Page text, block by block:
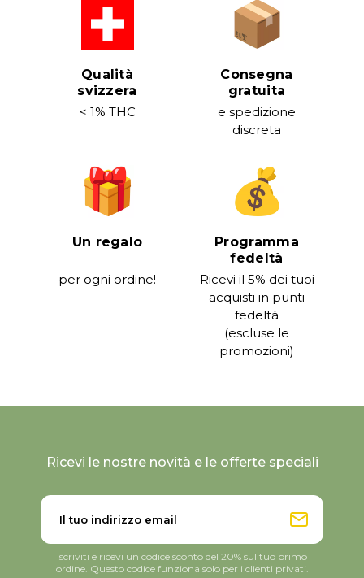
Qualità
svizzera
< 1% THC
Consegna
gratuita
e spedizione
discreta
Un regalo
per ogni ordine!
Programma
fedeltà
Ricevi il 5% dei tuoi
acquisti in punti
fedeltà
(escluse le
promozioni)
Ricevi le nostre novità e le offerte speciali
Iscriviti e ricevi un codice sconto del 20% sul tuo primo
ordine. Questo codice funziona solo per i clienti privati.